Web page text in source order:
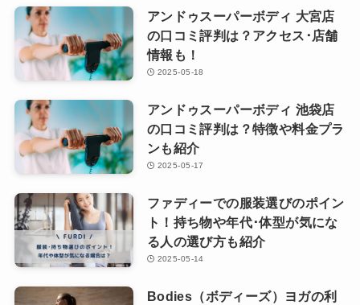
アンドゥスーパーボディ 大宮店
の口コミ評判は？アクセス･店舗
情報も！
2025-05-18
アンドゥスーパーボディ 池袋店
の口コミ評判は？特徴や料金プラ
ンも紹介
2025-05-17
ファディーでの服装選びのポイン
ト！持ち物や年代･体型が気にな
る人の選び方も紹介
2025-05-14
Bodies（ボディーズ）ヨガの利